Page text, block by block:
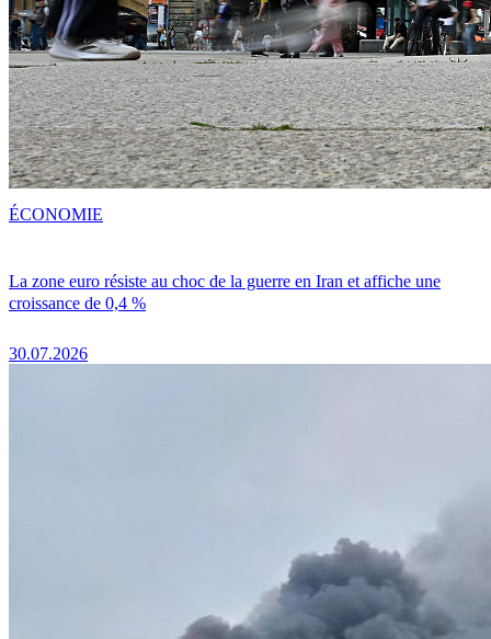
La zone euro résiste au choc de la guerre en Iran et affiche une
croissance de 0,4 %
30.07.2026
ÉCONOMIE